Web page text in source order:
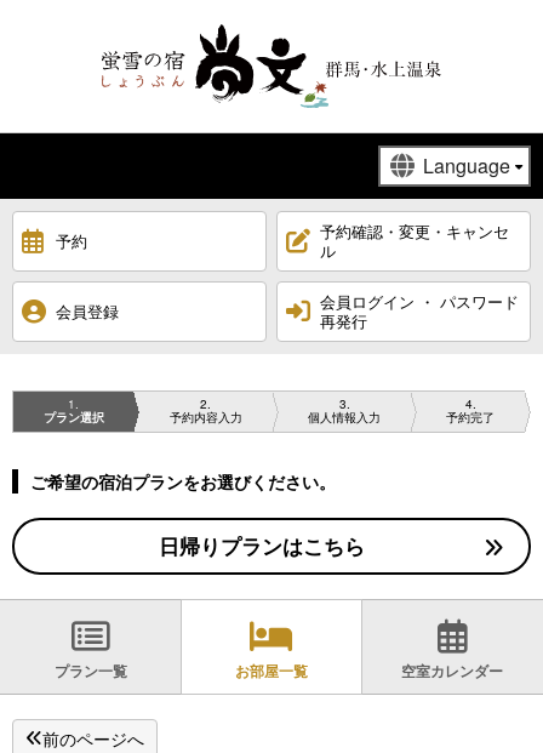
予約
予約確認・変更・キャンセ
ル
会員登録
会員ログイン ・ パスワード
再発行
1
プラン選択
2
予約内容入力
3
個人情報入力
4
予約完了
ご希望の宿泊プランをお選びください。
日帰りプランはこちら
プラン一覧 お部屋一覧 空室カレンダー
前のページへ